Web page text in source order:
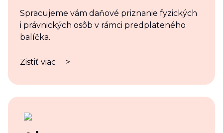
Spracujeme vám daňové priznanie fyzických
i právnických osôb v rámci predplateného
balíčka.
Zistiť viac >